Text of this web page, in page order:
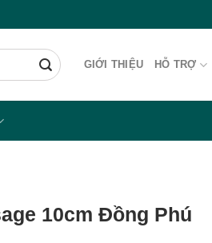
cấp ✅ Lỗi 1 đổi 1 🔥
GIỚI THIỆU HỖ TRỢ
10cm Đồng Phú